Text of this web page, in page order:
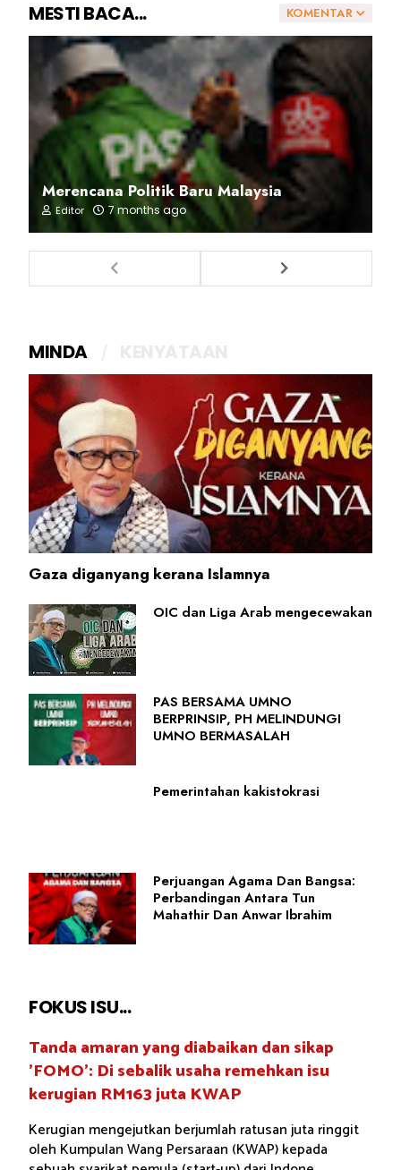
KOMENTAR
MESTI BACA...
Merencana Politik Baru Malaysia
Editor 7 months ago
MINDA
Gaza diganyang kerana Islamnya
OIC dan Liga Arab mengecewakan
PAS BERSAMA UMNO
BERPRINSIP, PH MELINDUNGI
UMNO BERMASALAH
Pemerintahan kakistokrasi
Perjuangan Agama Dan Bangsa:
Perbandingan Antara Tun
Mahathir Dan Anwar Ibrahim
FOKUS ISU...
Tanda amaran yang diabaikan dan sikap
'FOMO': Di sebalik usaha remehkan isu
kerugian RM163 juta KWAP
Kerugian mengejutkan berjumlah ratusan juta ringgit
oleh Kumpulan Wang Persaraan (KWAP) kepada